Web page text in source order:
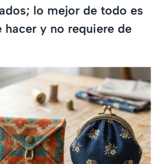
lo mejor de todo es
hacer y no requiere de